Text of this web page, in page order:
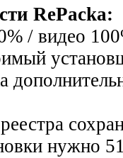
RePacka:
/ видео
нужно